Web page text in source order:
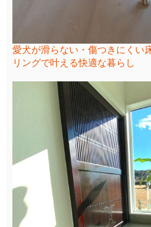
愛犬が滑らない・傷つきにくい
リングで叶える快適な暮らし